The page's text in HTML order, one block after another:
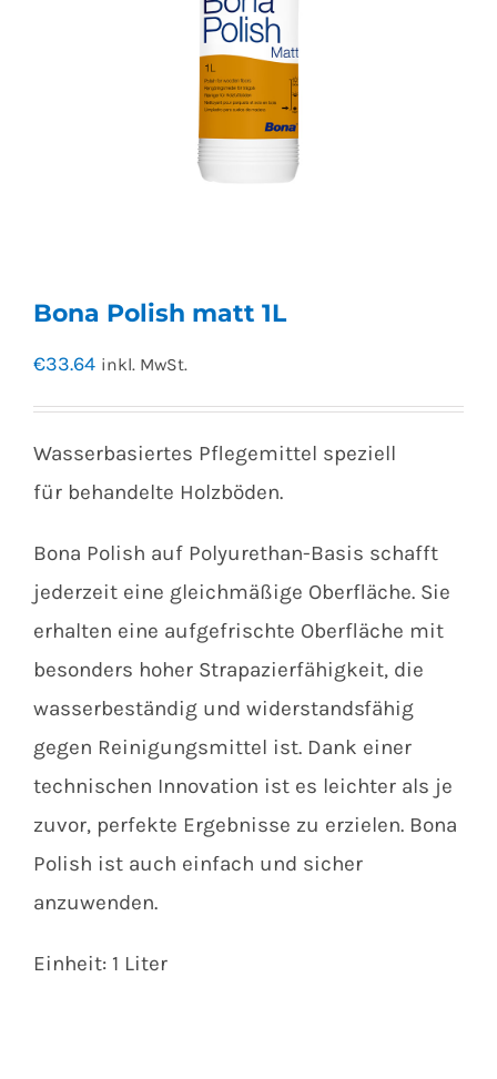
Bona Polish matt 1L
€33.64 inkl. MwSt.
Wasserbasiertes Pflegemittel speziell
für behandelte Holzböden.
Bona Polish auf Polyurethan-Basis schafft
jederzeit eine gleichmäßige Oberfläche. Sie
erhalten eine aufgefrischte Oberfläche mit
besonders hoher Strapazierfähigkeit, die
wasserbeständig und widerstandsfähig
gegen Reinigungsmittel ist. Dank einer
technischen Innovation ist es leichter als je
zuvor, perfekte Ergebnisse zu erzielen. Bona
Polish ist auch einfach und sicher
anzuwenden.
Einheit: 1 Liter